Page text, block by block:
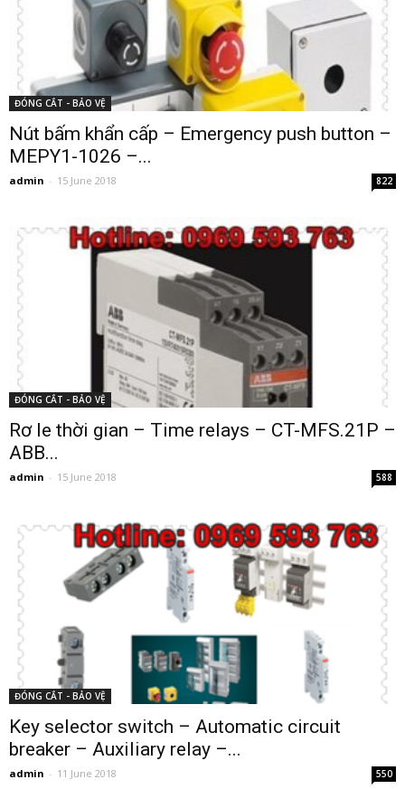
ĐÓNG CẮT - BẢO VỆ
Nút bấm khẩn cấp – Emergency push button –
MEPY1-1026 –...
admin - 15 June 2018 822
ĐÓNG CẮT - BẢO VỆ
Rơ le thời gian – Time relays – CT-MFS.21P –
ABB...
admin - 15 June 2018 588
ĐÓNG CẮT - BẢO VỆ
Key selector switch – Automatic circuit
breaker – Auxiliary relay –...
admin - 11 June 2018 550